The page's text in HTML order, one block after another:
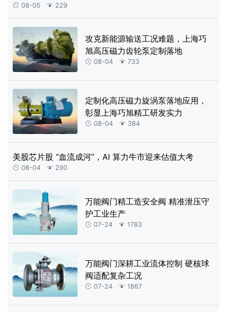
 08-05  229
攻克新能源输送工况难题，上海巧
旭高压磁力齿轮泵定制落地
 08-04 733
定制化高压磁力旋涡泵落地应用，
彰显上海巧旭精工研发实力
 08-04 384
美股芯片股 “血流成河”，AI 算力牛市迎来估值大考
 08-04  290
万能阀门精工造安全阀 精准泄压守
护工业生产
 07-24 1783
万能阀门深耕工业流体控制 硬核球
阀适配复杂工况
 07-24 1867